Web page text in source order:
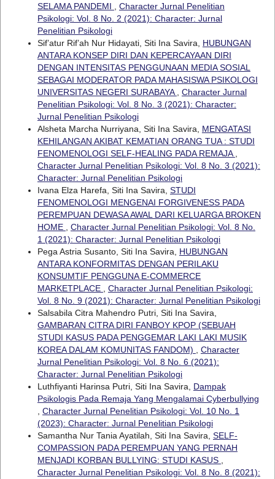
SELAMA PANDEMI , Character Jurnal Penelitian
Psikologi: Vol. 8 No. 2 (2021): Character: Jurnal
Penelitian Psikologi
Sif’atur Rif’ah Nur Hidayati, Siti Ina Savira, HUBUNGAN
ANTARA KONSEP DIRI DAN KEPERCAYAAN DIRI
DENGAN INTENSITAS PENGGUNAAN MEDIA SOSIAL
SEBAGAI MODERATOR PADA MAHASISWA PSIKOLOGI
UNIVERSITAS NEGERI SURABAYA, Character Jurnal
Penelitian Psikologi: Vol. 8 No. 3 (2021): Character:
Jurnal Penelitian Psikologi
Alsheta Marcha Nurriyana, Siti Ina Savira, MENGATASI
KEHILANGAN AKIBAT KEMATIAN ORANG TUA : STUDI
FENOMENOLOGI SELF-HEALING PADA REMAJA,
Character Jurnal Penelitian Psikologi: Vol. 8 No. 3 (2021):
Character: Jurnal Penelitian Psikologi
Ivana Elza Harefa, Siti Ina Savira, STUDI
FENOMENOLOGI MENGENAI FORGIVENESS PADA
PEREMPUAN DEWASA AWAL DARI KELUARGA BROKEN
HOME , Character Jurnal Penelitian Psikologi: Vol. 8 No.
1 (2021): Character: Jurnal Penelitian Psikologi
Pega Astria Susanto, Siti Ina Savira, HUBUNGAN
ANTARA KONFORMITAS DENGAN PERILAKU
KONSUMTIF PENGGUNA E-COMMERCE
MARKETPLACE , Character Jurnal Penelitian Psikologi:
Vol. 8 No. 9 (2021): Character: Jurnal Penelitian Psikologi
Salsabila Citra Mahendro Putri, Siti Ina Savira,
GAMBARAN CITRA DIRI FANBOY KPOP (SEBUAH
STUDI KASUS PADA PENGGEMAR LAKI LAKI MUSIK
KOREA DALAM KOMUNITAS FANDOM) , Character
Jurnal Penelitian Psikologi: Vol. 8 No. 6 (2021):
Character: Jurnal Penelitian Psikologi
Luthfiyanti Harinsa Putri, Siti Ina Savira, Dampak
Psikologis Pada Remaja Yang Mengalamai Cyberbullying
, Character Jurnal Penelitian Psikologi: Vol. 10 No. 1
(2023): Character: Jurnal Penelitian Psikologi
Samantha Nur Tania Ayatilah, Siti Ina Savira, SELF-
COMPASSION PADA PEREMPUAN YANG PERNAH
MENJADI KORBAN BULLYING: STUDI KASUS ,
Character Jurnal Penelitian Psikologi: Vol. 8 No. 8 (2021):